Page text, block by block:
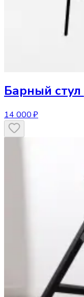
Барный стул
14 000 ₽